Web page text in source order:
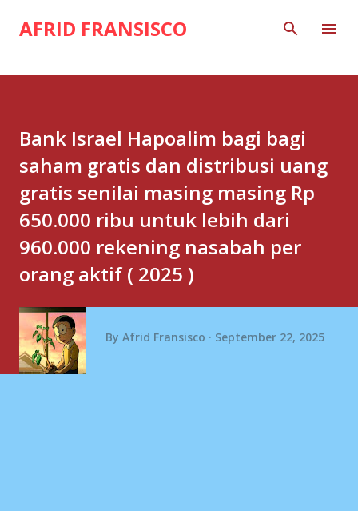
Skip to main content
AFRID FRANSISCO
Bank Israel Hapoalim bagi bagi
saham gratis dan distribusi uang
gratis senilai masing masing Rp
650.000 ribu untuk lebih dari
960.000 rekening nasabah per
orang aktif ( 2025 )
By Afrid Fransisco September 22, 2025